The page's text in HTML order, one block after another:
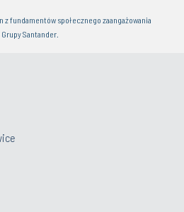
fundamentów społecznego zaangażowania
Santander.